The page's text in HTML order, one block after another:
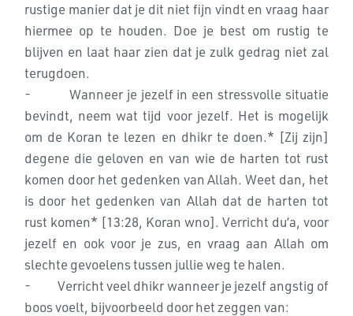
rustige manier dat je dit niet fijn vindt en vraag haar
hiermee op te houden. Doe je best om rustig te
blijven en laat haar zien dat je zulk gedrag niet zal
terugdoen.
- Wanneer je jezelf in een stressvolle situatie
bevindt, neem wattijd voor jezelf. Het is mogelijk
om de Koran te lezen en dhikr te doen.* [Zij zijn]
degene die geloven en van wie de harten tot rust
komen door het gedenken van Allah. Weet dan, het
is door het gedenken van Allah dat de harten tot
rust komen* [13:28, Koran wno]. Verricht du’a, voor
jezelf en ook voor je zus, en vraag aan Allah om
slechte gevoelens tussen jullie weg te halen.
- Verricht veel dhikr wanneer je jezelf angstig of
boos voelt, bijvoorbeeld door het zeggen van: